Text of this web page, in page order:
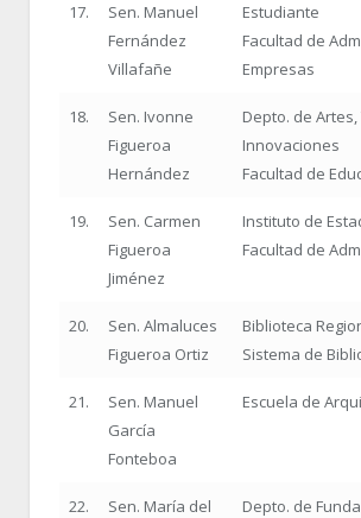
17.
Sen. Manuel
Fernández
Villafañe
Estudiante
Facultad de
Empresas
18.
Sen. Ivonne
Figueroa
Hernández
Depto. de
Innovaciones
Facultad de
19.
Sen. Carmen
Figueroa
Jiménez
Instituto de
Facultad de
20.
Sen. Almaluces
Figueroa Ortiz
Biblioteca
Sistema de
21.
Sen. Manuel
García
Fonteboa
Escuela de
22.
Sen. María del
Depto. de